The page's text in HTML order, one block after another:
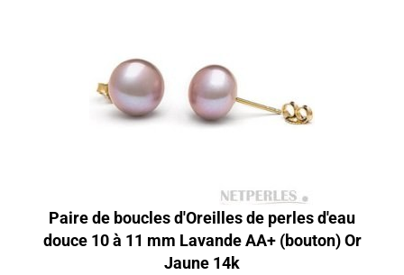
Paire de boucles d'Oreilles de perles d'eau
douce 10 à 11 mm Lavande AA+ (bouton) Or
Jaune 14k